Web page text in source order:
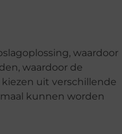
waardoor
waardoor de
uit verschillende
kunnen worden